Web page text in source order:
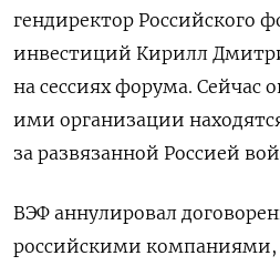
гендиректор Российского
инвестиций Кирилл
на сессиях форума. Сейчас
ими организации
за развязанной Россией
ВЭФ аннулировал
российскими компаниями,